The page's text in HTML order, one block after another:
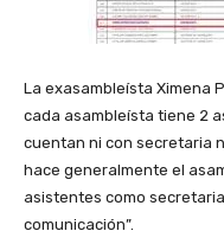
La exasambleísta Ximena
cada asambleísta tiene 2
cuentan ni con secretaria
hace generalmente el
asistentes como
comunicación”.